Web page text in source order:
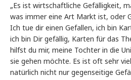
„Es ist wirtschaftliche Gefälligkeit,
was immer eine Art Markt ist, oder
Ich tue dir einen Gefallen, ich bin
ich bin Dir gefällig, Karten für das
hilfst du mir, meine Tochter in die
sie gehen möchte. Es ist oft sehr
natürlich nicht nur gegenseitige